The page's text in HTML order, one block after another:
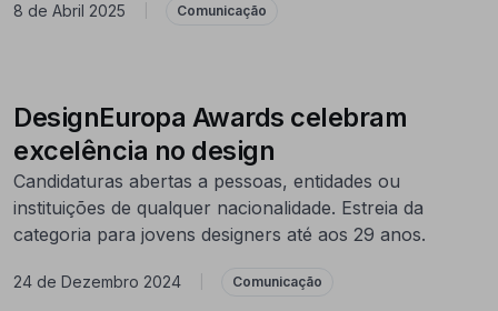
8 de Abril 2025 Comunicação
DesignEuropa Awards celebram
excelência no design
Candidaturas abertas a pessoas, entidades ou
instituições de qualquer nacionalidade. Estreia da
categoria para jovens designers até aos 29 anos.
24 de Dezembro 2024 Comunicação